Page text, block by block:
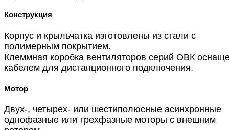
Конструкция
Корпус и крыльчатка изготовлены из стали с
полимерным покрытием.
Клеммная коробка вентиляторов серий ОВК
кабелем для дистанционного подключения.
Мотор
Двух-, четырех- или шестиполюсные асинхронные
однофазные или трехфазные моторы с внешним